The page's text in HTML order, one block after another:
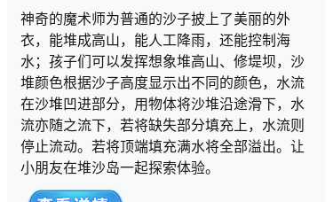
神奇的魔术师为普通的沙子披上了美丽的外
衣，能堆成高山，能人工降雨，还能控制海
水；孩子们可以发挥想象堆高山、修堤坝，沙
堆颜色根据沙子高度显示出不同的颜色，水流
在沙堆凹进部分，用物体将沙堆沿途滑下，水
流亦随之流下，若将缺失部分填充上，水流则
停止流动。若将顶端填充满水将全部溢出。让
小朋友在堆沙岛一起探索体验。